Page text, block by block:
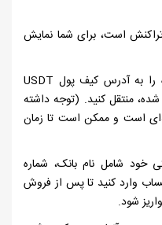
است، برای شما نمایش
USDT
منتقل کنید. (توجه داشته
است و ممکن است تا زمان
خود شامل نام بانک، شماره
وارد کنید تا پس از فروش
شود.